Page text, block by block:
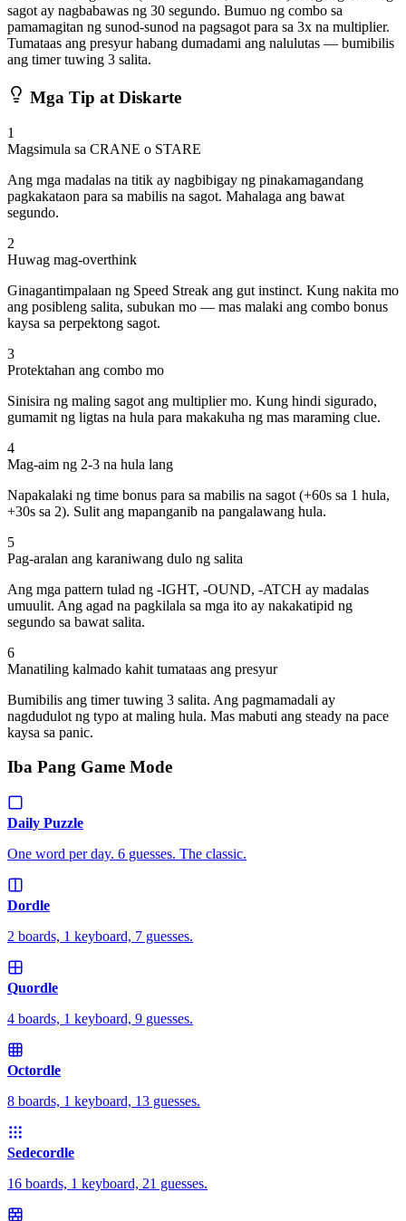
sagot ay nagbabawas ng 30 segundo. Bumuo ng combo sa
pamamagitan ng sunod-sunod na pagsagot para sa 3x na multiplier.
Tumataas ang presyur habang dumadami ang nalulutas — bumibilis
ang timer tuwing 3 salita.
Mga Tip at Diskarte
1
Magsimula sa CRANE o STARE
Ang mga madalas na titik ay nagbibigay ng pinakamagandang
pagkakataon para sa mabilis na sagot. Mahalaga ang bawat
segundo.
2
Huwag mag-overthink
Ginagantimpalaan ng Speed Streak ang gut instinct. Kung nakita mo
ang posibleng salita, subukan mo — mas malaki ang combo bonus
kaysa sa perpektong sagot.
3
Protektahan ang combo mo
Sinisira ng maling sagot ang multiplier mo. Kung hindi sigurado,
gumamit ng ligtas na hula para makakuha ng mas maraming clue.
4
Mag-aim ng 2-3 na hula lang
Napakalaki ng time bonus para sa mabilis na sagot (+60s sa 1 hula,
+30s sa 2). Sulit ang mapanganib na pangalawang hula.
5
Pag-aralan ang karaniwang dulo ng salita
Ang mga pattern tulad ng -IGHT, -OUND, -ATCH ay madalas
umuulit. Ang agad na pagkilala sa mga ito ay nakakatipid ng
segundo sa bawat salita.
6
Manatiling kalmado kahit tumataas ang presyur
Bumibilis ang timer tuwing 3 salita. Ang pagmamadali ay
nagdudulot ng typo at maling hula. Mas mabuti ang steady na pace
kaysa sa panic.
Iba Pang Game Mode
Daily Puzzle
One word per day. 6 guesses. The classic.
Dordle
2 boards, 1 keyboard, 7 guesses.
Quordle
4 boards, 1 keyboard, 9 guesses.
Octordle
8 boards, 1 keyboard, 13 guesses.
Sedecordle
16 boards, 1 keyboard, 21 guesses.